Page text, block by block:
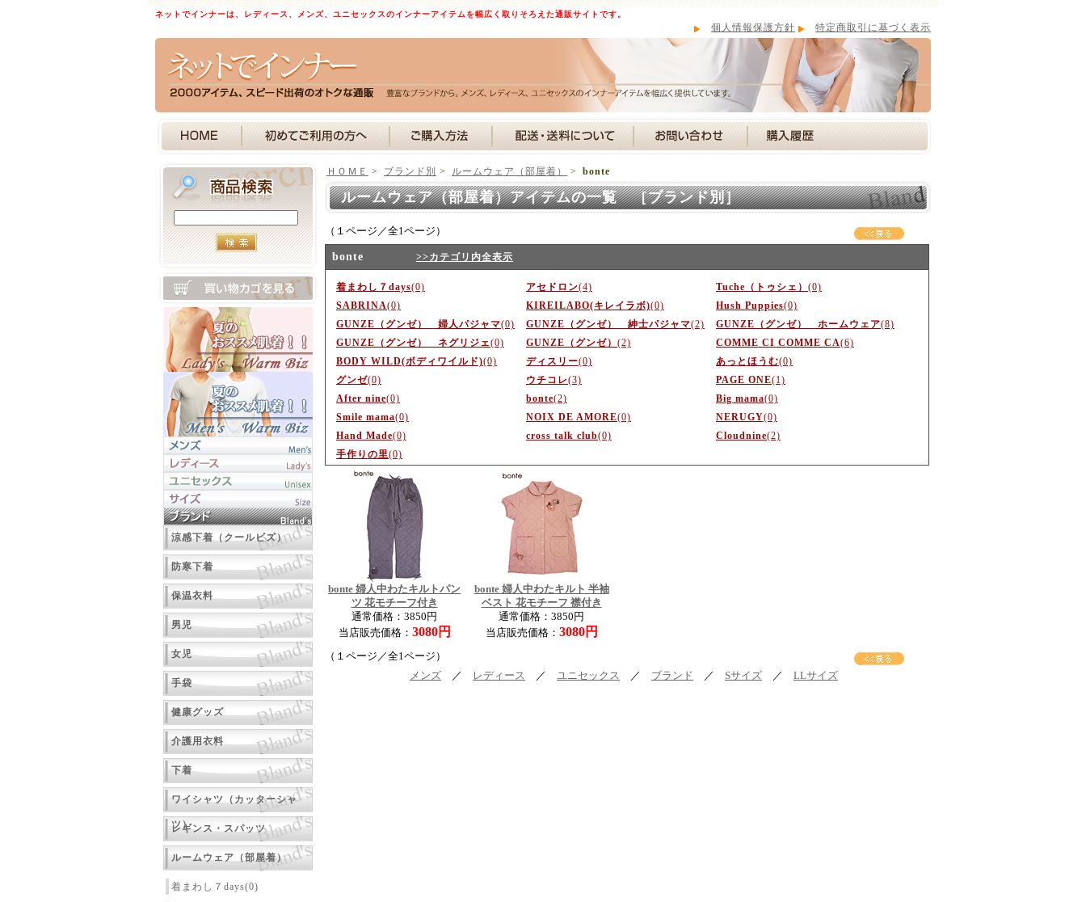
ネットでインナーは、レディース、メンズ、ユニセックスのインナーアイテムを幅広く取りそろえた通販サイトです。
特定商取引に基づく表示
個人情報保護方針
涼感下着（クールビズ）
防寒下着
保温衣料
男児
女児
手袋
健康グッズ
介護用衣料
下着
ワイシャツ（カッターシャ
ツ）
レギンス・スパッツ
ルームウェア（部屋着）
着まわし７days(0)
ＨＯＭＥ > ブランド別 > ルームウェア（部屋着） > bonte
ルームウェア（部屋着）アイテムの一覧 ［ブランド別］
（１ページ／全1ページ）
bonte >>カテゴリ内全表示
着まわし７days(0) アセドロン(4) Tuche（トゥシェ） (0)
SABRINA(0) KIREILABO(キレイラボ)(0) Hush Puppies(0)
GUNZE（グンゼ） 婦人パジャマ(0) GUNZE（グンゼ） 紳士パジャマ(2) GUNZE（グンゼ） ホームウェア(8)
GUNZE（グンゼ） ネグリジェ(0) GUNZE（グンゼ） (2) COMME CI COMME CA(6)
BODY WILD(ボディワイルド)(0) ディスリー(0) あっとほうむ(0)
グンゼ(0) ウチコレ(3) PAGE ONE(1)
After nine(0) bonte(2) Big mama(0)
Smile mama(0) NOIX DE AMORE(0) NERUGY(0)
Hand Made(0) cross talk club(0) Cloudnine(2)
手作りの里(0)
bonte 婦人中わたキルトパン
ツ 花モチーフ付き
通常価格：3850円
当店販売価格： 3080円
bonte 婦人中わたキルト 半袖
ベスト 花モチーフ 襟付き
通常価格：3850円
当店販売価格： 3080円
（１ページ／全1ページ）
メンズ ／ レディース ／ ユニセックス ／ ブランド ／ Sサイズ ／ LLサイズ